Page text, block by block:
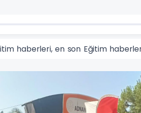
haberleri, en son Eğitim